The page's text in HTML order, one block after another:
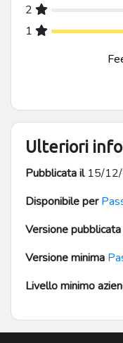
2
1 1 stella
Ulteriori
Pubblicata il15/12/
Disponibile per
Versione pubblicata
Versione minima
Livello minimo